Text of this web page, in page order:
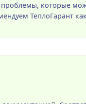
проблемы, которые
ТеплоГарант